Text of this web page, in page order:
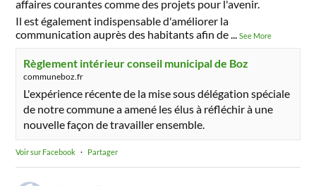
affaires courantes comme des projets pour l'avenir.
Il est également indispensable d'améliorer la
communication auprès des habitants afin de...See More
Règlement intérieur conseil municipal de Boz
communeboz.fr
L'expérience récente de la mise sous délégation spéciale
de notre commune a amené les élus à réfléchir à une
nouvelle façon de travailler ensemble.
Voir sur Facebook · Partager